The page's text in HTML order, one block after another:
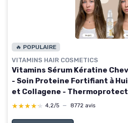
🔥 POPULAIRE
VITAMINS HAIR COSMETICS
Vitamins Sérum Kératine
- Soin Proteine Fortifiant à
et Collagene -
Protection Chaleur 125 ml (Lot
★★★★★
★★★★★ 4,2/5 — 8772 avis